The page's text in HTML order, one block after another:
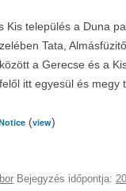
Kis település a Duna
Tata,
a Gerecse és a
itt egyesül és
(view)
Bejegyzés időpontja: